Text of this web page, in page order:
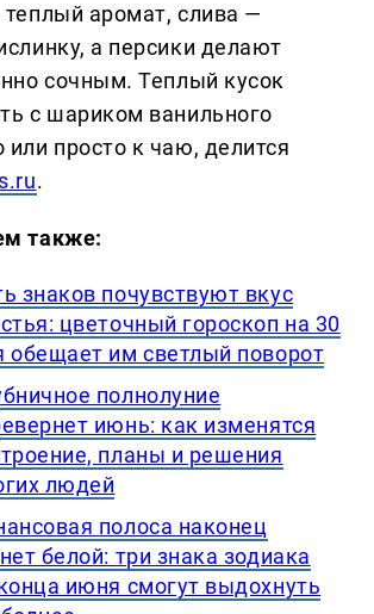
аромат, слива —
а персики делают
сочным. Теплый кусок
с шариком ванильного
просто к чаю, делится
.
также:
знаков почувствуют вкус
цветочный гороскоп на 30
обещает им светлый поворот
полнолуние
июнь: как изменятся
планы и решения
людей
полоса наконец
белой: три знака зодиака
июня смогут выдохнуть